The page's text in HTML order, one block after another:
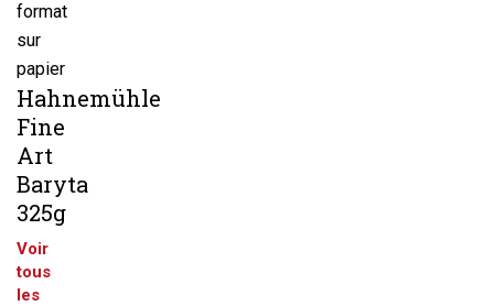
format
sur
papier
Hahnemühle
Fine
Art
Baryta
325g
Voir
tous
les